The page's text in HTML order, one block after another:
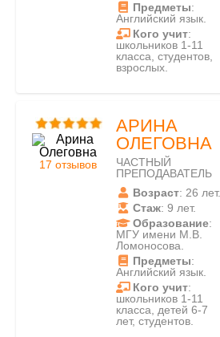
Предметы:
Английский язык.
Кого учит:
школьников 1-11
класса, студентов,
взрослых.
17 отзывов
АРИНА
ОЛЕГОВНА
ЧАСТНЫЙ
ПРЕПОДАВАТЕЛЬ
Возраст: 26 лет.
Стаж: 9 лет.
Образование:
МГУ имени М.В.
Ломоносова.
Предметы:
Английский язык.
Кого учит:
школьников 1-11
класса, детей 6-7
лет, студентов.